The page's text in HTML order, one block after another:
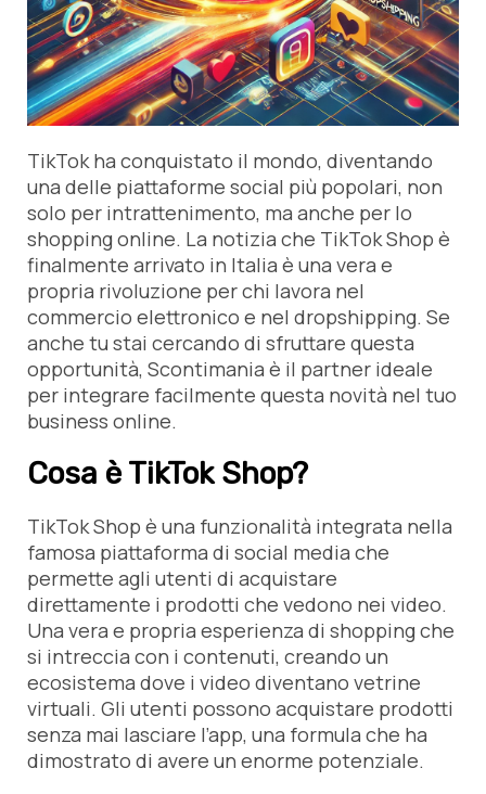
TikTok ha conquistato il mondo, diventando
una delle piattaforme social più popolari, non
solo per intrattenimento, ma anche per lo
shopping online. La notizia che TikTok Shop è
finalmente arrivato in Italia è una vera e
propria rivoluzione per chi lavora nel
commercio elettronico e nel dropshipping. Se
anche tu stai cercando di sfruttare questa
opportunità, Scontimania è il partner ideale
per integrare facilmente questa novità nel tuo
business online.
Cosa è TikTok Shop?
TikTok Shop è una funzionalità integrata nella
famosa piattaforma di social media che
permette agli utenti di acquistare
direttamente i prodotti che vedono nei video.
Una vera e propria esperienza di shopping che
si intreccia con i contenuti, creando un
ecosistema dove i video diventano vetrine
virtuali. Gli utenti possono acquistare prodotti
senza mai lasciare l’app, una formula che ha
dimostrato di avere un enorme potenziale.